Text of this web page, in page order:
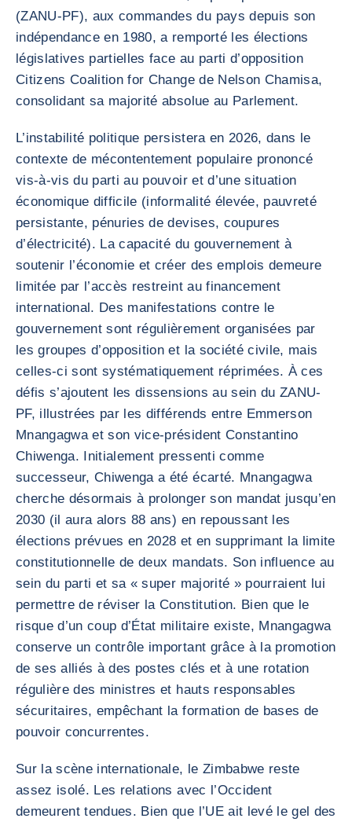
(ZANU-PF), aux commandes du pays depuis son
indépendance en 1980, a remporté les élections
législatives partielles face au parti d’opposition
Citizens Coalition for Change de Nelson Chamisa,
consolidant sa majorité absolue au Parlement.
L’instabilité politique persistera en 2026, dans le
contexte de mécontentement populaire prononcé
vis-à-vis du parti au pouvoir et d’une situation
économique difficile (informalité élevée, pauvreté
persistante, pénuries de devises, coupures
d’électricité). La capacité du gouvernement à
soutenir l’économie et créer des emplois demeure
limitée par l’accès restreint au financement
international. Des manifestations contre le
gouvernement sont régulièrement organisées par
les groupes d’opposition et la société civile, mais
celles-ci sont systématiquement réprimées. À ces
défis s’ajoutent les dissensions au sein du ZANU-
PF, illustrées par les différends entre Emmerson
Mnangagwa et son vice-président Constantino
Chiwenga. Initialement pressenti comme
successeur, Chiwenga a été écarté. Mnangagwa
cherche désormais à prolonger son mandat jusqu’en
2030 (il aura alors 88 ans) en repoussant les
élections prévues en 2028 et en supprimant la limite
constitutionnelle de deux mandats. Son influence au
sein du parti et sa « super majorité » pourraient lui
permettre de réviser la Constitution. Bien que le
risque d’un coup d’État militaire existe, Mnangagwa
conserve un contrôle important grâce à la promotion
de ses alliés à des postes clés et à une rotation
régulière des ministres et hauts responsables
sécuritaires, empêchant la formation de bases de
pouvoir concurrentes.
Sur la scène internationale, le Zimbabwe reste
assez isolé. Les relations avec l’Occident
demeurent tendues. Bien que l’UE ait levé le gel des